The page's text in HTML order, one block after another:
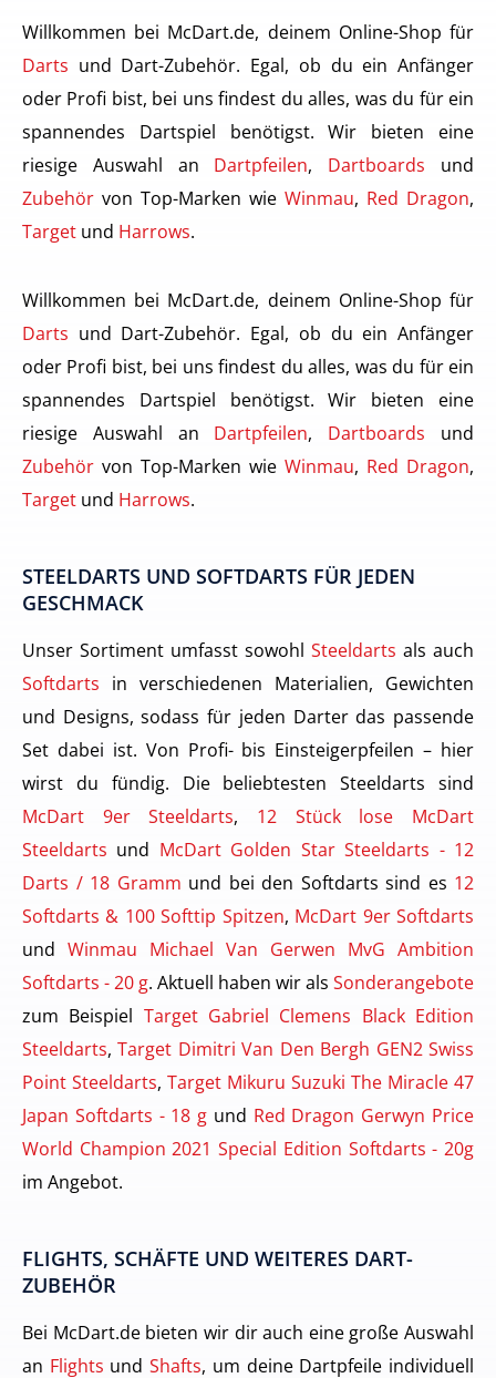
Willkommen bei McDart.de, deinem Online-Shop für
Darts und Dart-Zubehör. Egal, ob du ein Anfänger
oder Profi bist, bei uns findest du alles, was du für ein
spannendes Dartspiel benötigst. Wir bieten eine
riesige Auswahl an Dartpfeilen, Dartboards und
Zubehör von Top-Marken wie Winmau, Red Dragon,
Target und Harrows.
Willkommen bei McDart.de, deinem Online-Shop für
Darts und Dart-Zubehör. Egal, ob du ein Anfänger
oder Profi bist, bei uns findest du alles, was du für ein
spannendes Dartspiel benötigst. Wir bieten eine
riesige Auswahl an Dartpfeilen, Dartboards und
Zubehör von Top-Marken wie Winmau, Red Dragon,
Target und Harrows.
STEELDARTS UND SOFTDARTS FÜR JEDEN
GESCHMACK
Unser Sortiment umfasst sowohl Steeldarts als auch
Softdarts in verschiedenen Materialien, Gewichten
und Designs, sodass für jeden Darter das passende
Set dabei ist. Von Profi- bis Einsteigerpfeilen – hier
wirst du fündig. Die beliebtesten Steeldarts sind
McDart 9er Steeldarts, 12 Stück lose McDart
Steeldarts und McDart Golden Star Steeldarts - 12
Darts / 18 Gramm und bei den Softdarts sind es 12
Softdarts & 100 Softtip Spitzen, McDart 9er Softdarts
und Winmau Michael Van Gerwen MvG Ambition
Softdarts - 20 g. Aktuell haben wir als Sonderangebote
zum Beispiel Target Gabriel Clemens Black Edition
Steeldarts,Target Dimitri Van Den Bergh GEN2 Swiss
Point Steeldarts, Target Mikuru Suzuki The Miracle 47
Japan Softdarts - 18 g und Red Dragon Gerwyn Price
World Champion 2021 Special Edition Softdarts - 20g
im Angebot.
FLIGHTS, SCHÄFTE UND WEITERES DART-
ZUBEHÖR
Bei McDart.de bieten wir dir auch eine große Auswahl
an Flights undShafts, um deine Dartpfeile individuell